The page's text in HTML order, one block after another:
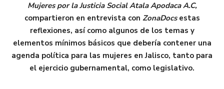
Mujeres por la Justicia Social Atala Apodaca A.C,
compartieron en entrevista con ZonaDocs estas
reflexiones, así como algunos de los temas y
elementos mínimos básicos que debería contener una
agenda política para las mujeres en Jalisco, tanto para
el ejercicio gubernamental, como legislativo.